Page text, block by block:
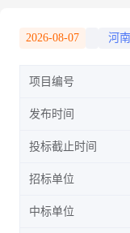
2026-08-07 河
项目编号
发布时间
投标截止时间
招标单位
中标单位